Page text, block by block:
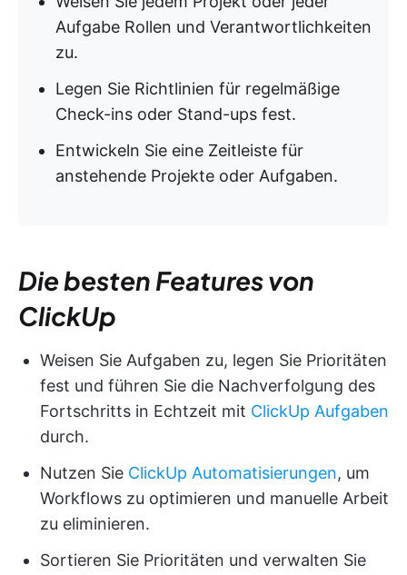
Aufgabe Rollen und Verantwortlichkeiten
zu.
Legen Sie Richtlinien für regelmäßige
Check-ins oder Stand-ups fest.
Entwickeln Sie eine Zeitleiste für
anstehende Projekte oder Aufgaben.
Die besten Features von
ClickUp
Weisen Sie Aufgaben zu, legen Sie Prioritäten
fest und führen Sie die Nachverfolgung des
Fortschritts in Echtzeit mit ClickUp Aufgaben
durch.
Nutzen Sie ClickUp Automatisierungen, um
Workflows zu optimieren und manuelle Arbeit
zu eliminieren.
Sortieren Sie Prioritäten und verwalten Sie